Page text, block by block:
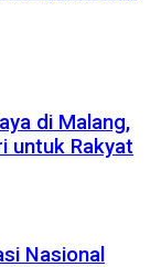
di Malang,
untuk Rakyat
Nasional